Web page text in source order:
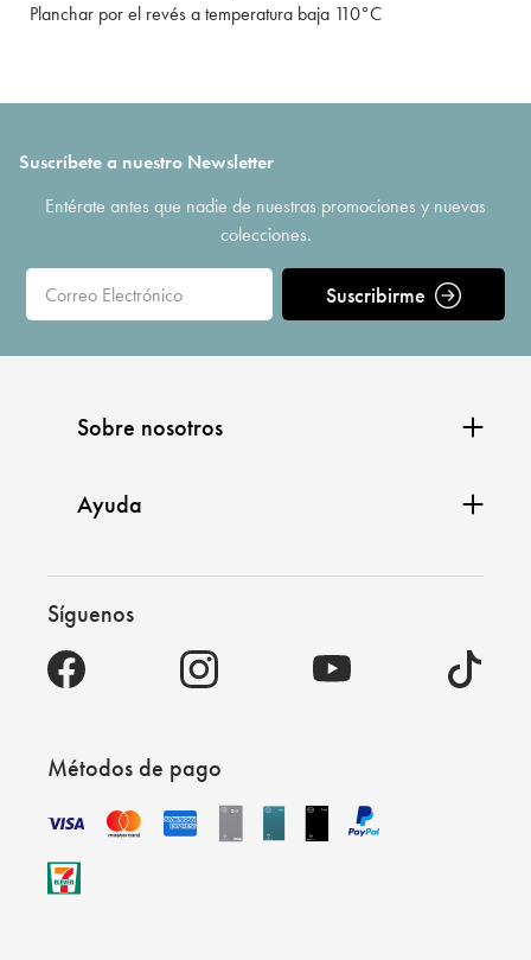
Planchar por el revés a temperatura baja 110°C
Suscríbete a nuestro Newsletter
Entérate antes que nadie de nuestras promociones y nuevas
colecciones.
Suscribirme
Sobre nosotros
Ayuda
Síguenos
Métodos de pago